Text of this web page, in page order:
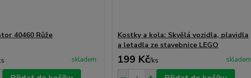
40460 Růže
skladem
Kostky a kola: Skvělá vozidla, plavidla
a letadla ze stavebnice LEGO
199 Kč/ks skladem